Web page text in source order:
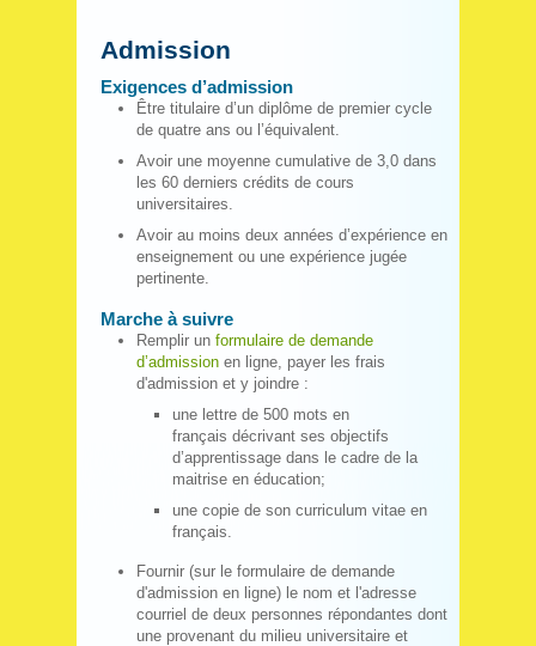
Admission
Exigences d’admission
Être titulaire d’un diplôme de premier cycle
de quatre ans ou l’équivalent.
Avoir une moyenne cumulative de 3,0 dans
les 60 derniers crédits de cours
universitaires.
Avoir au moins deux années d’expérience en
enseignement ou une expérience jugée
pertinente.
Marche à suivre
Remplir un formulaire de demande
d’admission en ligne, payer les frais
d'admission et y joindre :
une lettre de 500 mots en
français décrivant ses objectifs
d’apprentissage dans le cadre de la
maitrise en éducation;
une copie de son curriculum vitae en
français.
Fournir (sur le formulaire de demande
d'admission en ligne) le nom et l'adresse
courriel de deux personnes répondantes dont
une provenant du milieu universitaire et